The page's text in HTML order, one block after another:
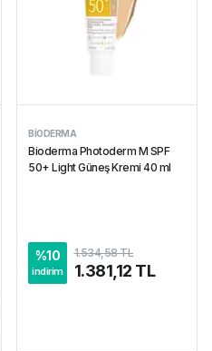
BIODERMA
Bioderma Photoderm M SPF
50+ Light Güneş Kremi 40 ml
%10
indirim
1.534,58 TL
1.381,12 TL